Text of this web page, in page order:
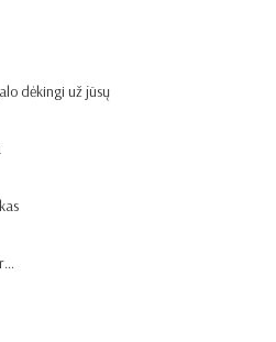
dėkingi už jūsų